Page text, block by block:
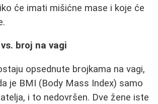
će imati mišićne mase i koje će
broj na vagi
opsednute brojkama na vagi,
je BMI (Body Mass Index) samo
i to nedovršen. Dve žene iste